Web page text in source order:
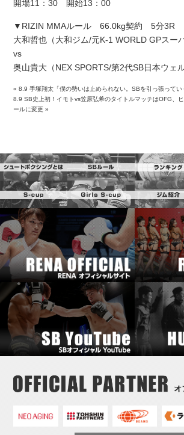
開場11：30 開始13：00
▼RIZIN MMAルール 66.0kg契約 5分3R
大和哲也（大和ジム/元K-1 WORLD GPスー
vs
奥山貴大（NEX SPORTS/第2代SB日本ウェ
«8.9 手塚翔太「僕の勢いは止められない。SBを引っ張ってい
8.9 SB史上初！イモトvs笠原弘希のタイトルマッチはOFG、
ールに変更 »